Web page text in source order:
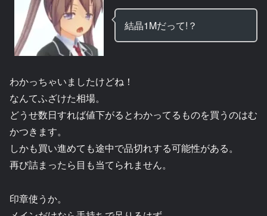
結晶1Mだって!？
わかっちゃいましたけどね！
なんてふざけた相場。
どうせ数日すれば値下がるとわかってるものを買うのはむ
かつきます。
しかも買い進めても途中で品切れする可能性がある。
再び詰まったら目も当てられません。
印章使うか。